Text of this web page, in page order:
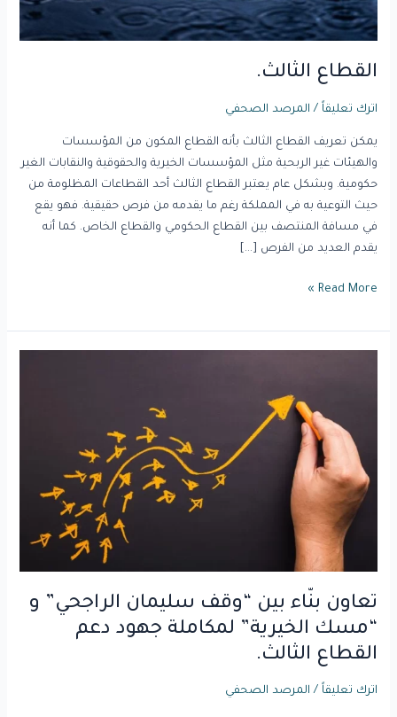
القطاع الثالث.
اترك تعليقاً / المرصد الصحفي
يمكن تعريف القطاع الثالث بأنه القطاع المكون من المؤسسات
والهيئات غير الربحية مثل المؤسسات الخيرية والحقوقية والنقابات الغير
حكومية. وبشكل عام يعتبر القطاع الثالث أحد القطاعات المظلومة من
حيث التوعية به في المملكة رغم ما يقدمه من فرص حقيقية. فهو يقع
في مسافة المنتصف بين القطاع الحكومي والقطاع الخاص. كما أنه
يقدم العديد من الفرص […]
Read More »
تعاون بنّاء بين “وقف سليمان الراجحي” و
“مسك الخيرية” لمكاملة جهود دعم
القطاع الثالث.
اترك تعليقاً / المرصد الصحفي
سليمان
الراجحي”
“مسك
الخيرية”
لمكاملة
جهود
دعم
القطاع
الثالث.